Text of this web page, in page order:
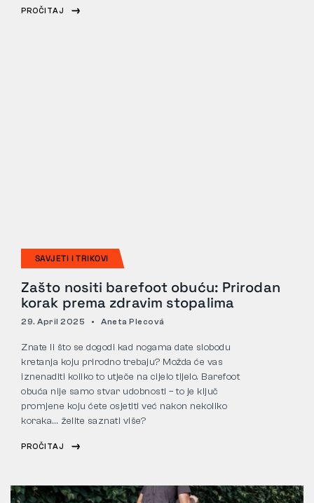
PROČITAJ
SAVJETI I TRIKOVI
Zašto nositi barefoot obuću: Prirodan
korak prema zdravim stopalima
29. April 2025 Aneta Plecová
Znate li što se dogodi kad nogama date slobodu
kretanja koju prirodno trebaju? Možda će vas
iznenaditi koliko to utječe na cijelo tijelo. Barefoot
obuća nije samo stvar udobnosti – to je ključ
promjene koju ćete osjetiti već nakon nekoliko
koraka… želite saznati više?
PROČITAJ